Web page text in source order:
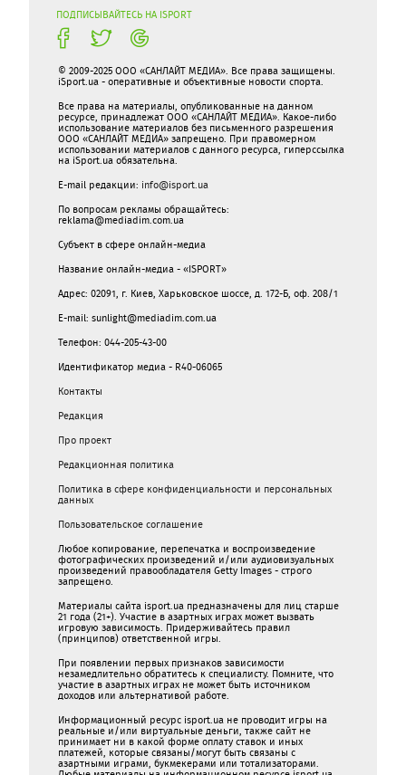
ПОДПИСЫВАЙТЕСЬ НА ISPORT
© 2009-2025 ООО «САНЛАЙТ МЕДИА». Все права защищены.
iSport.ua - оперативные и объективные новости спорта.
Все права на материалы, опубликованные на данном
ресурсе, принадлежат ООО «САНЛАЙТ МЕДИА». Какое-либо
использование материалов без письменного разрешения
ООО «САНЛАЙТ МЕДИА» запрещено. При правомерном
использовании материалов с данного ресурса, гиперссылка
на iSport.ua обязательна.
E-mail редакции: info@isport.ua
По вопросам рекламы обращайтесь:
reklama@mediadim.com.ua
Субъект в сфере онлайн-медиа
Название онлайн-медиа - «ISPORT»
Адрес: 02091, г. Киев, Харьковское шоссе, д. 172-Б, оф. 208/1
E-mail: sunlight@mediadim.com.ua
Телефон: 044-205-43-00
Идентификатор медиа - R40-06065
Контакты
Редакция
Про проект
Редакционная политика
Политика в сфере конфиденциальности и персональных
данных
Пользовательское соглашение
Любое копирование, перепечатка и воспроизведение
фотографических произведений и/или аудиовизуальных
произведений правообладателя Getty Images - строго
запрещено.
Материалы сайта isport.ua предназначены для лиц старше
21 года (21+). Участие в азартных играх может вызвать
игровую зависимость. Придерживайтесь правил
(принципов) ответственной игры.
При появлении первых признаков зависимости
незамедлительно обратитесь к специалисту. Помните, что
участие в азартных играх не может быть источником
доходов или альтернативой работе.
Информационный ресурс isport.ua не проводит игры на
реальные и/или виртуальные деньги, также сайт не
принимает ни в какой форме oплaту ставок и иных
платежей, которые связаны/могут быть связаны c
азартными игрaми, букмекерами или тотализаторами.